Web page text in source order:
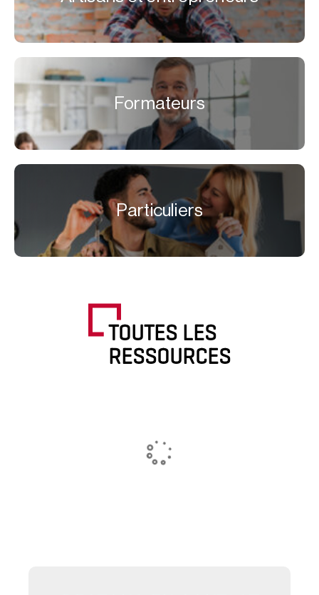
Formateurs
Particuliers
TOUTES LES
RESSOURCES